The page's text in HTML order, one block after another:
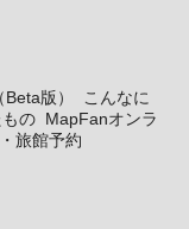
版）
こんなに
の MapFanオンラ
旅館予約